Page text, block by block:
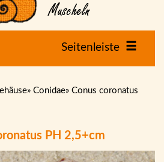
Seitenleiste
» Conidae» Conus coronatus
PH 2,5+cm